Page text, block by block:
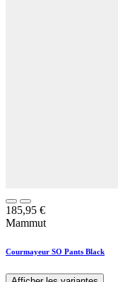
185,95 €
Mammut
Courmayeur SO Pants Black